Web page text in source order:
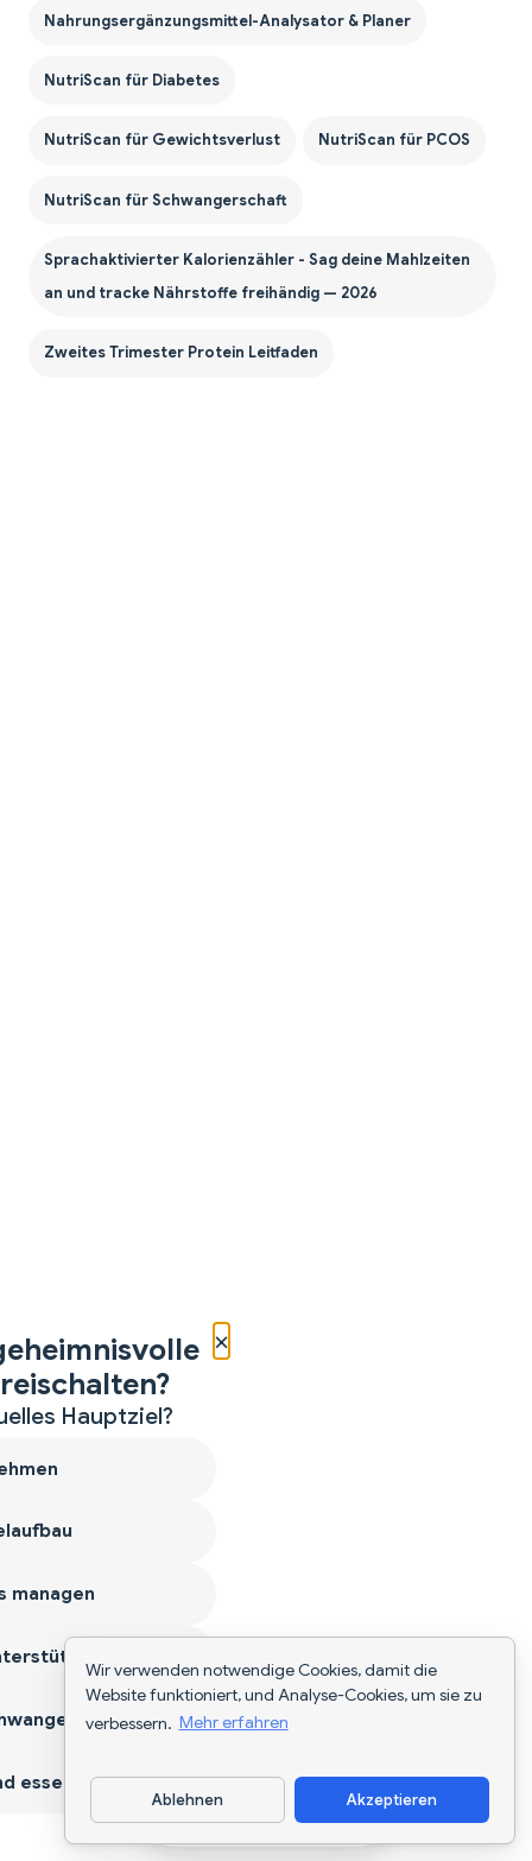
Wir verwenden notwendige Cookies, damit die
Website funktioniert, und Analyse-Cookies, um sie zu
verbessern. Mehr erfahren
Ablehnen Akzeptieren
Nahrungsergänzungsmittel-Analysator & Planer
NutriScan für Diabetes
NutriScan für Gewichtsverlust NutriScan für PCOS
NutriScan für Schwangerschaft
Sprachaktivierter Kalorienzähler - Sag deine Mahlzeiten
an und tracke Nährstoffe freihändig — 2026
Zweites Trimester Protein Leitfaden
App herunterladen
×
Hauptziel?
managen
essen